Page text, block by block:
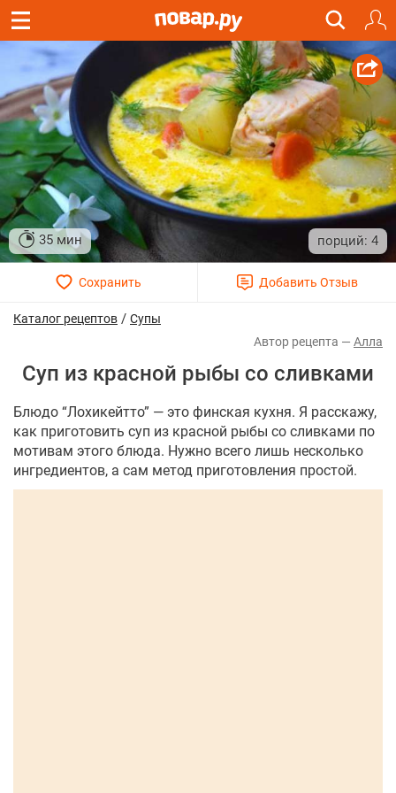
35 мин 4
Каталог рецептов / Супы
Алла
Суп из красной рыбы со сливками
Блюдо “Лохикейтто” — это финская кухня. Я расскажу,
как приготовить суп из красной рыбы со сливками по
мотивам этого блюда. Нужно всего лишь несколько
ингредиентов, а сам метод приготовления простой.